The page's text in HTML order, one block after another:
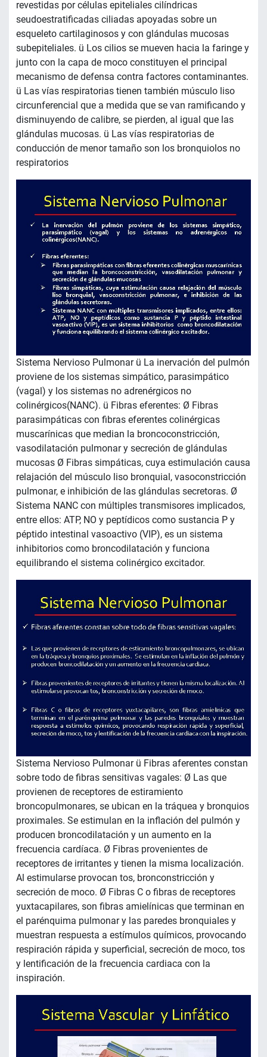
revestidas por células epiteliales cilíndricas
seudoestratificadas ciliadas apoyadas sobre un
esqueleto cartilaginosos y con glándulas mucosas
subepiteliales. ü Los cilios se mueven hacia la faringe y
junto con la capa de moco constituyen el principal
mecanismo de defensa contra factores contaminantes.
ü Las vías respiratorias tienen también músculo liso
circunferencial que a medida que se van ramificando y
disminuyendo de calibre, se pierden, al igual que las
glándulas mucosas. ü Las vías respiratorias de
conducción de menor tamaño son los bronquiolos no
respiratorios
Sistema Nervioso Pulmonar ü La inervación del pulmón
proviene de los sistemas simpático, parasimpático
(vagal) y los sistemas no adrenérgicos no
colinérgicos(NANC). ü Fibras eferentes: Ø Fibras
parasimpáticas con fibras eferentes colinérgicas
muscarínicas que median la broncoconstricción,
vasodilatación pulmonar y secreción de glándulas
mucosas Ø Fibras simpáticas, cuya estimulación causa
relajación del músculo liso bronquial, vasoconstricción
pulmonar, e inhibición de las glándulas secretoras. Ø
Sistema NANC con múltiples transmisores implicados,
entre ellos: ATP, NO y peptídicos como sustancia P y
péptido intestinal vasoactivo (VIP), es un sistema
inhibitorios como broncodilatación y funciona
equilibrando el sistema colinérgico excitador.
Sistema Nervioso Pulmonar ü Fibras aferentes constan
sobre todo de fibras sensitivas vagales: Ø Las que
provienen de receptores de estiramiento
broncopulmonares, se ubican en la tráquea y bronquios
proximales. Se estimulan en la inflación del pulmón y
producen broncodilatación y un aumento en la
frecuencia cardíaca. Ø Fibras provenientes de
receptores de irritantes y tienen la misma localización.
Al estimularse provocan tos, bronconstricción y
secreción de moco. Ø Fibras C o fibras de receptores
yuxtacapilares, son fibras amielínicas que terminan en
el parénquima pulmonar y las paredes bronquiales y
muestran respuesta a estímulos químicos, provocando
respiración rápida y superficial, secreción de moco, tos
y lentificación de la frecuencia cardiaca con la
inspiración.